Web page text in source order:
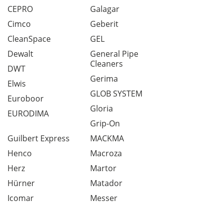
CEPRO
Cimco
CleanSpace
Dewalt
DWT
Elwis
Euroboor
EURODIMA
Galagar
Geberit
GEL
General Pipe
Cleaners
Gerima
GLOB SYSTEM
Gloria
Grip-On
Guilbert Express
Henco
Herz
Hürner
Icomar
MACKMA
Macroza
Martor
Matador
Messer